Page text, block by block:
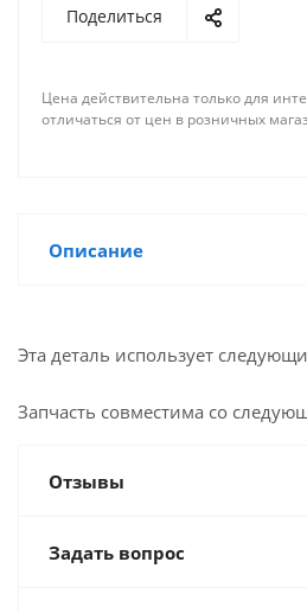
Поделиться
Цена действительна только для
отличаться от цен в розничных
Описание
Эта деталь использует
Запчасть совместима со
Отзывы
Задать вопрос